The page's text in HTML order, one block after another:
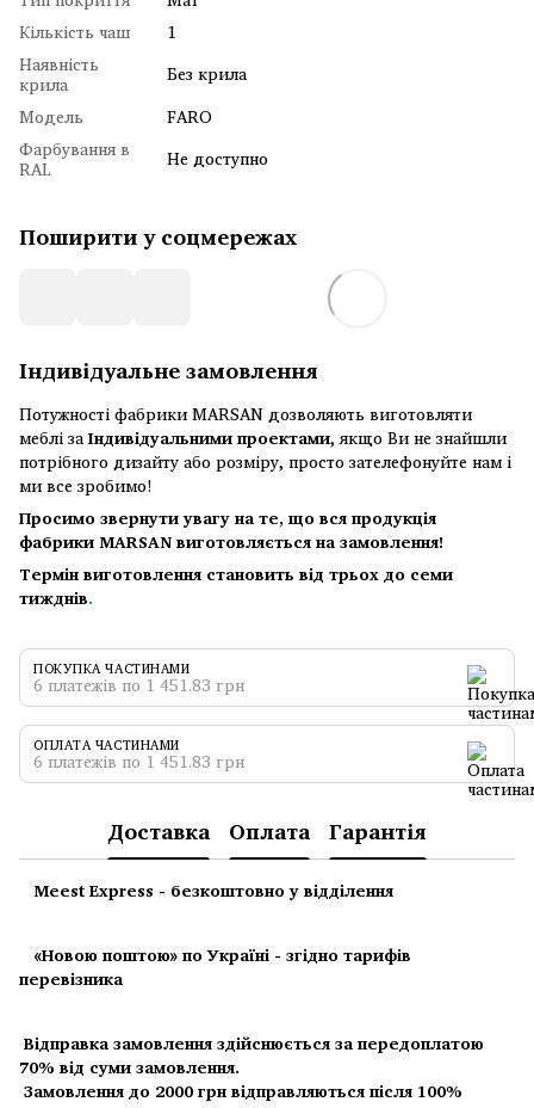
Кількість чаш
1
Наявність
крила
Без крила
Модель
FARO
Фарбування в
RAL Не доступно
Поширити у соцмережах
Індивідуальне замовлення
Потужності фабрики MARSAN дозволяють виготовляти
меблі заІндивідуальними проектами, якщо Ви не знайшли
потрібного дизайту або розміру, просто зателефонуйте нам і
ми все зробимо!
Просимо звернути увагу на те, що вся продукція
фабрики MARSAN виготовляється на замовлення!
Термін виготовлення становить від трьох до семи
тижднів.
ПОКУПКА ЧАСТИНАМИ
6 платежів по 1 451.83 грн
ОПЛАТА ЧАСТИНАМИ
6 платежів по 1 451.83 грн
Доставка Оплата Гарантія
Meest Express - безкоштовно у відділення
«Новою поштою» по Україні - згідно тарифів
перевізника
Відправка замовлення здійснюється за передоплатою
70% від суми замовлення.
Замовлення до 2000 грн відправляються після 100%